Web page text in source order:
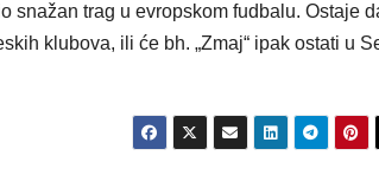
snažan trag u evropskom fudbalu. Ostaje
klubova, ili će bh. „Zmaj“ ipak ostati u